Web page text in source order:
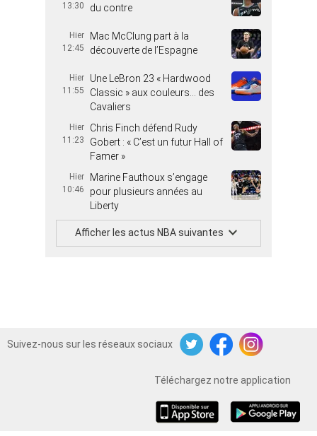
13:30
du contre
Hier
12:45
Mac McClung part à la
découverte de l’Espagne
Hier
11:55
Une LeBron 23 « Hardwood
Classic » aux couleurs… des
Cavaliers
Hier
11:23
Chris Finch défend Rudy
Gobert : « C’est un futur Hall of
Famer »
Hier
10:46
Marine Fauthoux s’engage
pour plusieurs années au
Liberty
Afficher les actus NBA suivantes
Suivez-nous sur les réseaux sociaux
TwitterFacebookInstagram
Téléchargez notre application